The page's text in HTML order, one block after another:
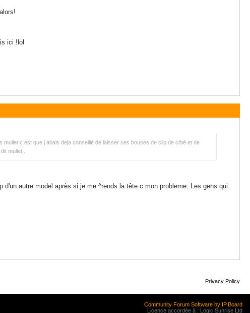
ici !lol
c est que j abais deja conseillé de laisser ces bouses de clip de côté et de
mullet..
autre model après si je me ^rends la tête c mon probleme. Les gens qui
Privacy Policy
Community Forum Software by IP.Board
Licence accordée à : Logic Sunrise Ltd